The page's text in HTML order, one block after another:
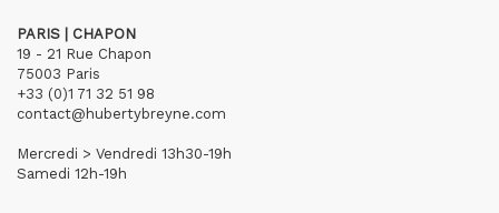
PARIS | CHAPON
19 - 21 Rue Chapon
75003 Paris
+33 (0)1 71 32 51 98
contact@hubertybreyne.com
Mercredi > Vendredi 13h30-19h
Samedi 12h-19h